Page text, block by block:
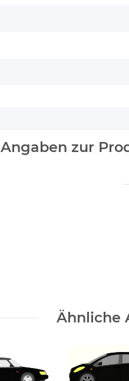
Angaben zur
Ähnliche